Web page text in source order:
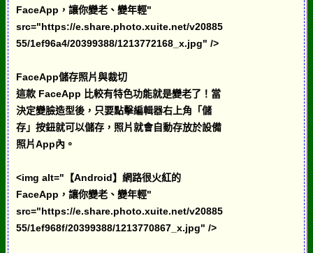
FaceApp，讓你變老、變年輕"
src="https://e.share.photo.xuite.net/v20885
55/1ef96a4/20399388/1213772168_x.jpg" />
FaceApp儲存照片與裁切
這款 FaceApp 比較有特色功能就是變老了！當
決定變臉造型後，只要點擊編輯器右上角「儲
存」按鈕就可以儲存，照片就會自動存放於設備
照片App內。
<img alt="【Android】網路很火紅的
FaceApp，讓你變老、變年輕"
src="https://e.share.photo.xuite.net/v20885
55/1ef968f/20399388/1213770867_x.jpg" />